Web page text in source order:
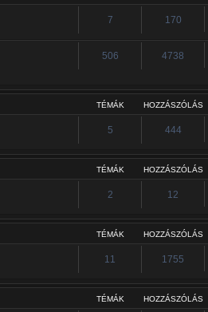
7 170
506 4738
TÉMÁK HOZZÁSZÓLÁS
5 444
TÉMÁK HOZZÁSZÓLÁS
2 12
TÉMÁK HOZZÁSZÓLÁS
11 1755
TÉMÁK HOZZÁSZÓLÁS